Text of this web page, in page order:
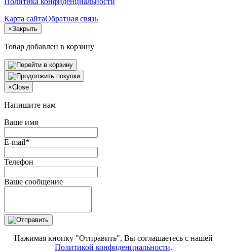
Карта сайтаОбратная связь
×Закрыть
Товар добавлен в корзину
×Close
Напишите нам
Ваше имя
E-mail*
Телефон
Ваше сообщение
Нажимая кнопку "Отправить", Вы соглашаетесь с нашей
Политикой конфиденциальности.